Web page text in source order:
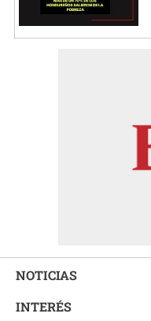
NOTICIAS
INTERÉS